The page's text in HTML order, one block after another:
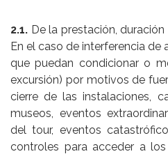
2.1. De la prestación,
En el caso de interferencia de
que puedan condicionar o
excursión) por motivos de
cierre de las instalaciones,
museos, eventos
del tour, eventos
controles para acceder a